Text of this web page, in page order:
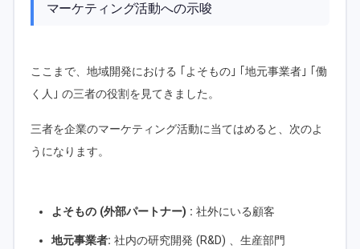
マーケティング活動への示唆
ここまで、地域開発における ｢よそもの｣ ｢地元事業者｣ ｢働
く人｣ の三者の役割を見てきました。
三者を企業のマーケティング活動に当てはめると、次のよ
うになります。
よそもの (外部パートナー) : 社外にいる顧客
地元事業者: 社内の研究開発 (R&D) 、生産部門